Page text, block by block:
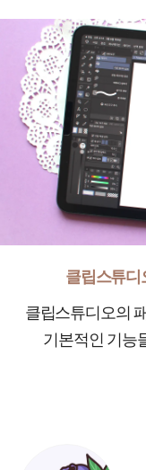
클립스튜디
클립스튜디오의
기본적인 기능